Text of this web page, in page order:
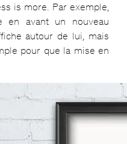
is more. Par exemple,
en avant un nouveau
autour de lui, mais
pour que la mise en